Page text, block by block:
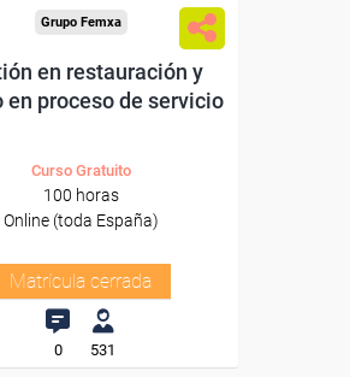
Grupo Femxa
en restauración y
en proceso de servicio
Curso Gratuito
100 horas
Online (toda España)
Matrícula cerrada
0 531